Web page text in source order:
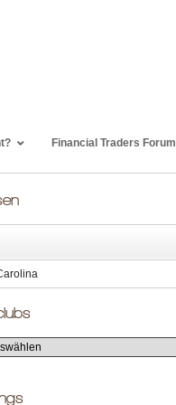
Financial Traders Forum